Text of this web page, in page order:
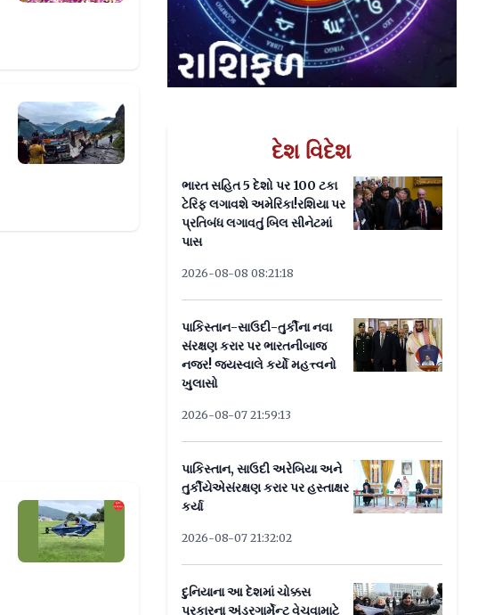
નીચે રોડ પર પડી બસ, 7 લોકોના મોત, અનેક ઘાયલ
કારનું કર્યું સફળ પરીક્ષણ, જુઓ વીડિયો
દેશ વિદેશ
ભારત સહિત 5 દેશો પર 100 ટકા
ટેરિફ લગાવશે અમેરિકા!રશિયા પર
પ્રતિબંધ લગાવતું બિલ સીનેટમાં
પાસ
2026-08-08 08:21:18
પાકિસ્તાન-સાઉદી-તુર્કીના નવા
સંરક્ષણ કરાર પર ભારતનીબાજ
નજર! જયસ્વાલે કર્યો મહત્ત્વનો
ખુલાસો
2026-08-07 21:59:13
પાકિસ્તાન, સાઉદી અરેબિયા અને
તુર્કીયેએસંરક્ષણ કરાર પર હસ્તાક્ષર
કર્યા
2026-08-07 21:32:02
દુનિયાના આ દેશમાં ચોક્કસ
પ્રકારના અંડરગાર્મેન્ટ વેચવામાટે